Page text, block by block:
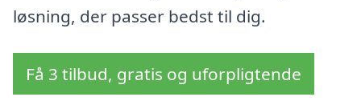
løsning, der passer bedst til dig.
Få 3 tilbud, gratis og uforpligtende